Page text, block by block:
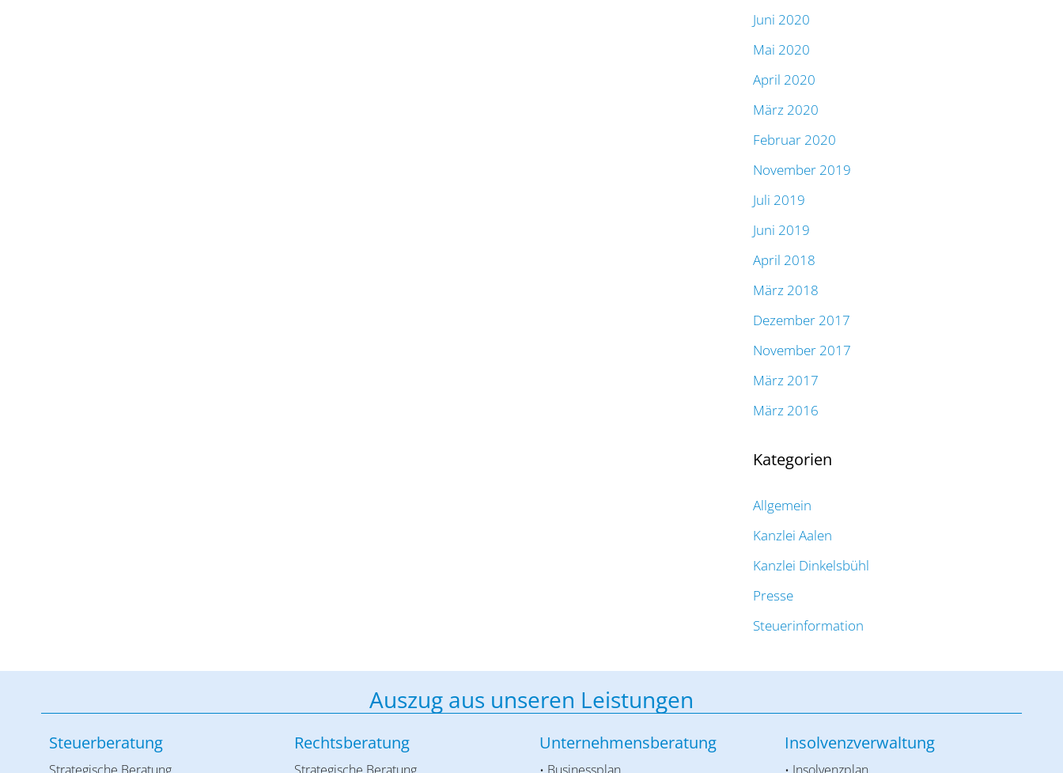
Juni 2020
Mai 2020
April 2020
März 2020
Februar 2020
November 2019
Juli 2019
Juni 2019
April 2018
März 2018
Dezember 2017
November 2017
März 2017
März 2016
Kategorien
Allgemein
Kanzlei Aalen
Kanzlei Dinkelsbühl
Presse
Steuerinformation
Auszug aus unseren Leistungen
Steuerberatung Rechtsberatung Unternehmensberatung Insolvenzverwaltung